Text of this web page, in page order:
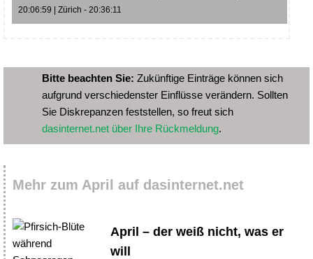
20:06:59 | Zürich - 20:36:11
Bitte beachten Sie: Zukünftige Einträge können sich
aufgrund verschiedenster Einflüsse verändern. Sollten
Sie Diskrepanzen feststellen, so freut sich
dasinternet.net über Ihre Rückmeldung.
Mehr zum April auf dasinternet.net
April – der weiß nicht, was er
will